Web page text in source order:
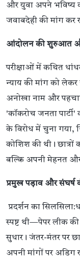
और युवा अपने भविष्य
जवाबदेही की मांग कर
आंदोलन की शुरुआत और
परीक्षाओं में कथित
न्याय की मांग को
अनोखा नाम और
'कॉकरोच जनता
के विरोध में चुना गया,
कोशिश की थी।
बल्कि अपनी मेहनत
प्रमुख पड़ाव और संघर्ष
प्रदर्शन का
स्पष्ट थी—पेपर लीक की
सुधार। जंतर-मंतर पर
अपनी मांगों पर अडिग